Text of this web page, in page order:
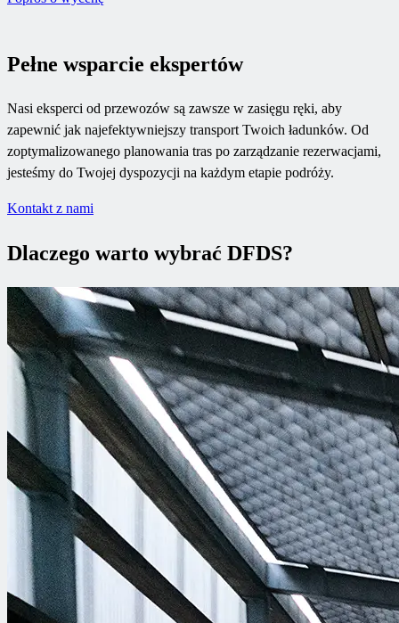
Pełne wsparcie ekspertów
Nasi eksperci od przewozów są zawsze w zasięgu ręki, aby
zapewnić jak najefektywniejszy transport Twoich ładunków. Od
zoptymalizowanego planowania tras po zarządzanie rezerwacjami,
jesteśmy do Twojej dyspozycji na każdym etapie podróży.
Kontakt z nami
Dlaczego warto wybrać DFDS?